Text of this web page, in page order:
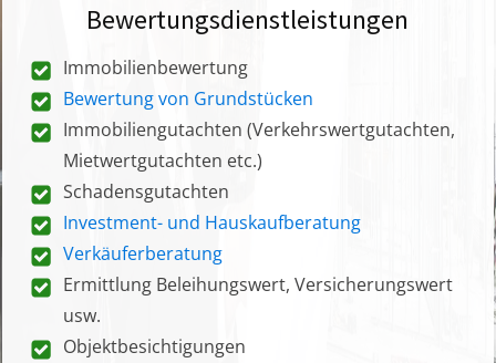
Bewertungsdienstleistungen
Immobilienbewertung
Bewertung von Grundstücken
Immobiliengutachten (Verkehrswertgutachten,
Mietwertgutachten etc.)
Schadensgutachten
Investment- und Hauskaufberatung
Verkäuferberatung
Ermittlung Beleihungswert, Versicherungswert
usw.
Objektbesichtigungen